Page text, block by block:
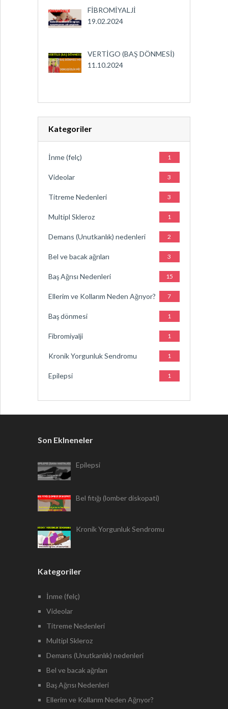
FİBROMİYALJİ
19.02.2024
VERTİGO (BAŞ DÖNMESİ)
11.10.2024
Kategoriler
İnme (felç) 1
Videolar 3
Titreme Nedenleri 3
Multipl Skleroz 1
Demans (Unutkanlık) nedenleri 2
Bel ve bacak ağrıları 3
Baş Ağrısı Nedenleri 15
Ellerim ve Kollarım Neden Ağrıyor? 7
Baş dönmesi 1
Fibromiyalji 1
Kronik Yorgunluk Sendromu 1
Epilepsi 1
Son Eklneneler
Epilepsi
Bel fıtığı (lomber diskopati)
Kronik Yorgunluk Sendromu
Kategoriler
İnme (felç)
Videolar
Titreme Nedenleri
Multipl Skleroz
Demans (Unutkanlık) nedenleri
Bel ve bacak ağrıları
Baş Ağrısı Nedenleri
Ellerim ve Kollarım Neden Ağrıyor?